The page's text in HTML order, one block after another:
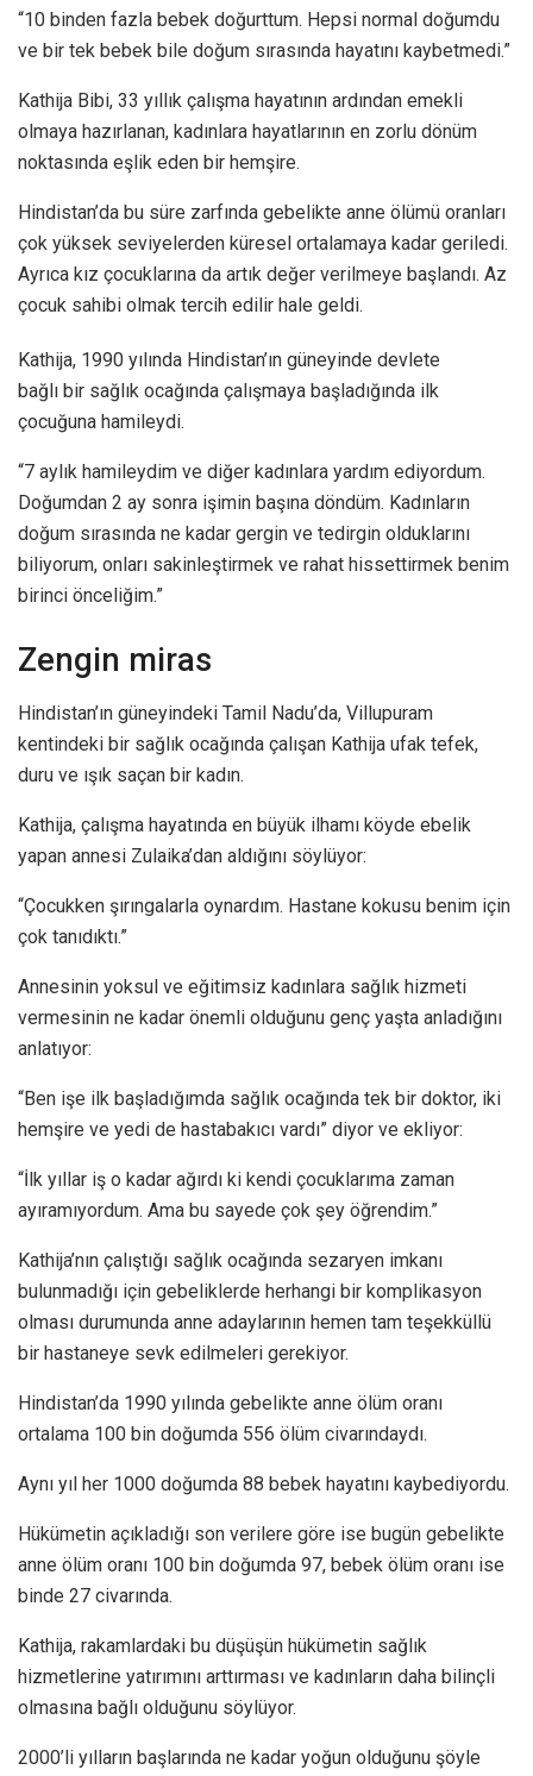
“10 binden fazla bebek doğurttum. Hepsi normal doğumdu
ve bir tek bebek bile doğum sırasında hayatını kaybetmedi.”
Kathija Bibi, 33 yıllık çalışma hayatının ardından emekli
olmaya hazırlanan, kadınlara hayatlarının en zorlu dönüm
noktasında eşlik eden bir hemşire.
Hindistan’da bu süre zarfında gebelikte anne ölümü oranları
çok yüksek seviyelerden küresel ortalamaya kadar geriledi.
Ayrıca kız çocuklarına da artık değer verilmeye başlandı. Az
çocuk sahibi olmak tercih edilir hale geldi.
Kathija, 1990 yılında Hindistan’ın güneyinde devlete
bağlı bir sağlık ocağında çalışmaya başladığında ilk
çocuğuna hamileydi.
“7 aylık hamileydim ve diğer kadınlara yardım ediyordum.
Doğumdan 2 ay sonra işimin başına döndüm. Kadınların
doğum sırasında ne kadar gergin ve tedirgin olduklarını
biliyorum, onları sakinleştirmek ve rahat hissettirmek benim
birinci önceliğim.”
Zengin miras
Hindistan’ın güneyindeki Tamil Nadu’da, Villupuram
kentindeki bir sağlık ocağında çalışan Kathija ufak tefek,
duru ve ışık saçan bir kadın.
Kathija, çalışma hayatında en büyük ilhamı köyde ebelik
yapan annesi Zulaika’dan aldığını söylüyor:
“Çocukken şırıngalarla oynardım. Hastane kokusu benim için
çok tanıdıktı.”
Annesinin yoksul ve eğitimsiz kadınlara sağlık hizmeti
vermesinin ne kadar önemli olduğunu genç yaşta anladığını
anlatıyor:
“Ben işe ilk başladığımda sağlık ocağında tek bir doktor, iki
hemşire ve yedi de hastabakıcı vardı” diyor ve ekliyor:
“İlk yıllar iş o kadar ağırdı ki kendi çocuklarıma zaman
ayıramıyordum. Ama bu sayede çok şey öğrendim.”
Kathija’nın çalıştığı sağlık ocağında sezaryen imkanı
bulunmadığı için gebeliklerde herhangi bir komplikasyon
olması durumunda anne adaylarının hemen tam teşekküllü
bir hastaneye sevk edilmeleri gerekiyor.
Hindistan’da 1990 yılında gebelikte anne ölüm oranı
ortalama 100 bin doğumda 556 ölüm civarındaydı.
Aynı yıl her 1000 doğumda 88 bebek hayatını kaybediyordu.
Hükümetin açıkladığı son verilere göre ise bugün gebelikte
anne ölüm oranı 100 bin doğumda 97, bebek ölüm oranı ise
binde 27 civarında.
Kathija, rakamlardaki bu düşüşün hükümetin sağlık
hizmetlerine yatırımını arttırması ve kadınların daha bilinçli
olmasına bağlı olduğunu söylüyor.
2000’li yılların başlarında ne kadar yoğun olduğunu şöyle